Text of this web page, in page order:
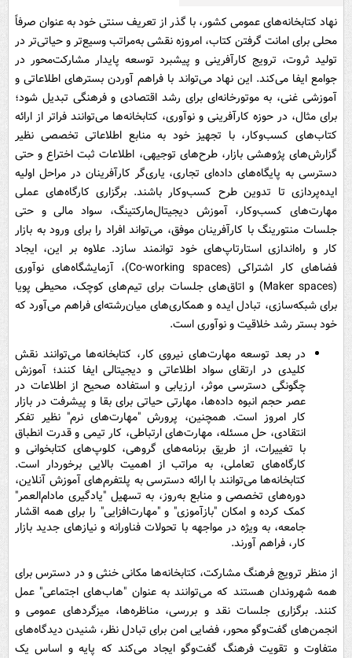
نهاد کتابخانه‌های عمومی کشور، با گذر از تعریف سنتی خود به عنوان صرفاً
محلی برای امانت گرفتن کتاب، امروزه نقشی به‌مراتب وسیع‌تر و حیاتی‌تر در
تولید ثروت، ترویج کارآفرینی و پیشبرد توسعه پایدار مشارکت‌محور در
جوامع ایفا می‌کند. این نهاد می‌تواند با فراهم آوردن بسترهای اطلاعاتی و
آموزشی غنی، به موتورخانه‌ای برای رشد اقتصادی و فرهنگی تبدیل شود؛
برای مثال، در حوزه کارآفرینی و نوآوری، کتابخانه‌ها می‌توانند فراتر از ارائه
کتاب‌های کسب‌وکار، با تجهیز خود به منابع اطلاعاتی تخصصی نظیر
گزارش‌های پژوهشی بازار، طرح‌های توجیهی، اطلاعات ثبت اختراع و حتی
دسترسی به پایگاه‌های داده‌ای تجاری، یاری‌گر کارآفرینان در مراحل اولیه
ایده‌پردازی تا تدوین طرح کسب‌وکار باشند. برگزاری کارگاه‌های عملی
مهارت‌های کسب‌وکار، آموزش دیجیتال‌مارکتینگ، سواد مالی و حتی
جلسات منتورینگ با کارآفرینان موفق، می‌تواند افراد را برای ورود به بازار
کار و راه‌اندازی استارتاپ‌های خود توانمند سازد. علاوه بر این، ایجاد
فضاهای کار اشتراکی (Co-working spaces)، آزمایشگاه‌های نوآوری
(Maker spaces) و اتاق‌های جلسات برای تیم‌های کوچک، محیطی پویا
برای شبکه‌سازی، تبادل ایده و همکاری‌های میان‌رشته‌ای فراهم می‌آورد که
خود بستر رشد خلاقیت و نوآوری است.
در بعد توسعه مهارت‌های نیروی کار، کتابخانه‌ها می‌توانند نقش
کلیدی در ارتقای سواد اطلاعاتی و دیجیتالی ایفا کنند؛ آموزش
چگونگی دسترسی موثر، ارزیابی و استفاده صحیح از اطلاعات در
عصر حجم انبوه داده‌ها، مهارتی حیاتی برای بقا و پیشرفت در بازار
کار امروز است. همچنین، پرورش "مهارت‌های نرم" نظیر تفکر
انتقادی، حل مسئله، مهارت‌های ارتباطی، کار تیمی و قدرت انطباق
با تغییرات، از طریق برنامه‌های گروهی، کلوپ‌های کتابخوانی و
کارگاه‌های تعاملی، به مراتب از اهمیت بالایی برخوردار است.
کتابخانه‌ها می‌توانند با ارائه دسترسی به پلتفرم‌های آموزش آنلاین،
دوره‌های تخصصی و منابع به‌روز، به تسهیل "یادگیری مادام‌العمر"
کمک کرده و امکان "بازآموزی" و "مهارت‌افزایی" را برای همه اقشار
جامعه، به ویژه در مواجهه با تحولات فناورانه و نیازهای جدید بازار
کار، فراهم آورند.
از منظر ترویج فرهنگ مشارکت، کتابخانه‌ها مکانی خنثی و در دسترس برای
همه شهروندان هستند که می‌توانند به عنوان "هاب‌های اجتماعی" عمل
کنند. برگزاری جلسات نقد و بررسی، مناظره‌ها، میزگردهای عمومی و
انجمن‌های گفت‌وگو محور، فضایی امن برای تبادل نظر، شنیدن دیدگاه‌های
متفاوت و تقویت فرهنگ گفت‌وگو ایجاد می‌کند که پایه و اساس یک